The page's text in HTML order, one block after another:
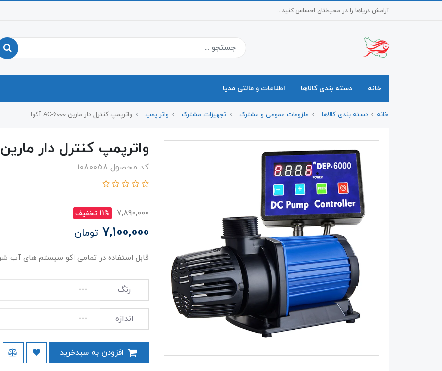
آرامش دریاها را در محیطتان احساس کنید...
خانه دسته بندی کالاها اطلاعات و مالتی مدیا
خانه دسته بندی کالاها ملزومات عمومی و مشترک تجهیزات مشترک واتر پمپ واترپمپ کنترل دار مارین AC-6000 آکوا
واترپمپ کنترل دار مارین AC-6000 آکوا
کد محصول 1080058
7,890,000 11% تخفیف
7,100,000 تومان
قابل استفاده در تمامی اکو سیستم های آب شور
رنگ
اندازه